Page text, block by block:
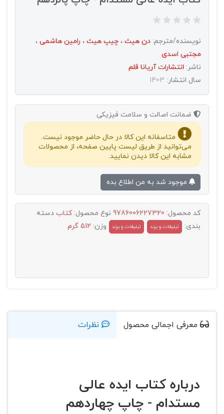
نویسنده/مترجم: دن هیث ، چیپ هیث ، رامین هاشمی ،
مجتبی اسدی
ناشر: انتشارات آريانا قلم
سال انتشار: 1403
ضمانت اصالت و سلامت فیزیکی
متاسفانه این کالا در حال حاضر موجود نیست.
می‌توانید از طریق لیست پایین صفحه، از محصولات
مشابه این کالا دیدن نمایید.
کد محصول: 9786006227320 نوع محصول:کتاب دسته
بندی:
تبليغات و برند تبلیغات و برند وزن: 512 گرم
معرفی اجمالی محصول نظرات
درباره کتاب ایده عالی
مستدام - چاپ چهاردهم